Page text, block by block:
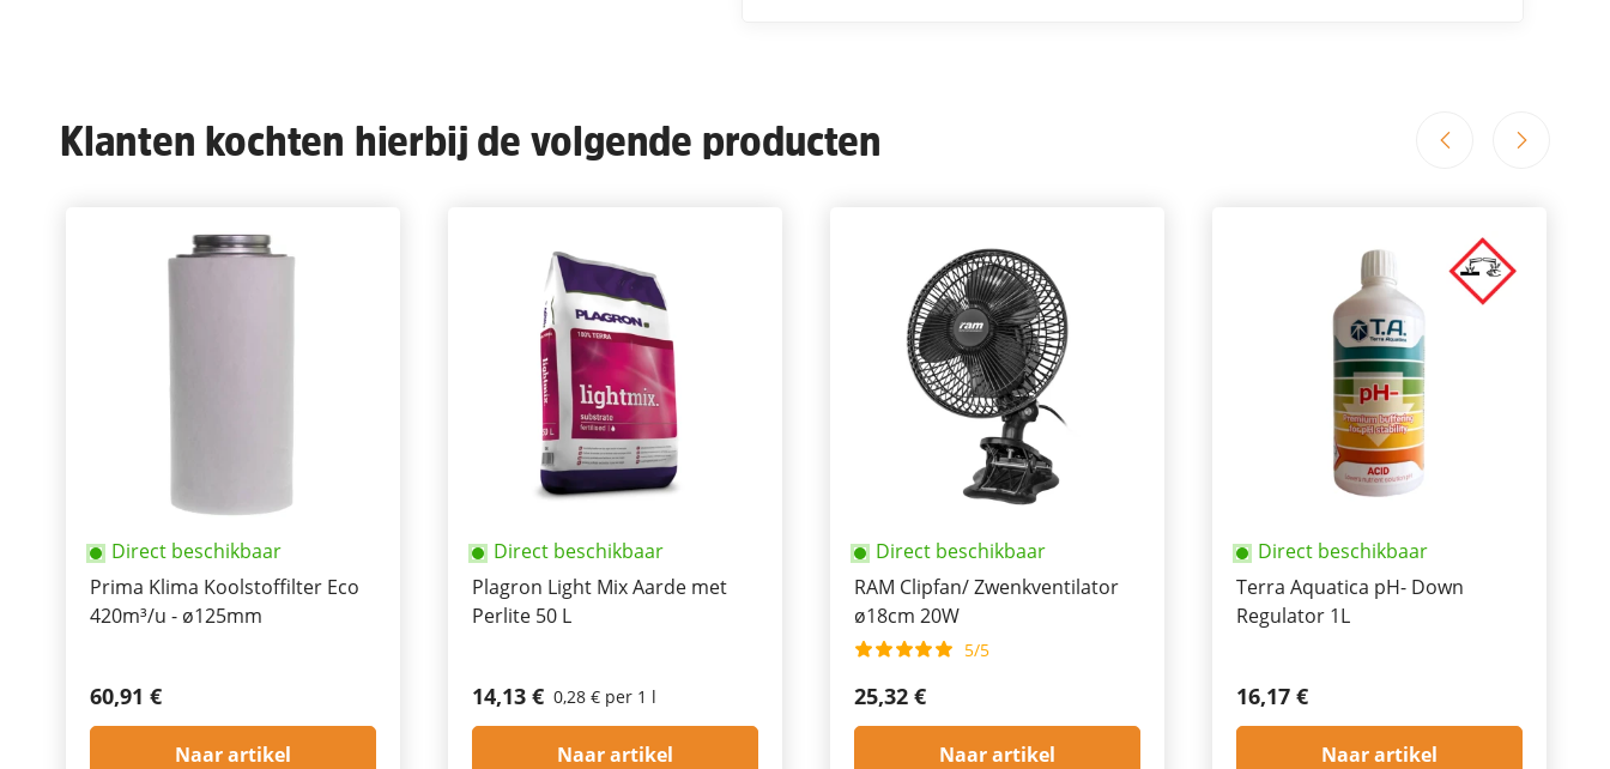
Klanten kochten hierbij de volgende producten
Direct beschikbaar
Prima Klima Koolstoffilter Eco
420m³/u - ø125mm
60,91 €
Naar artikel
Direct beschikbaar
Plagron Light Mix Aarde met
Perlite 50 L
14,13 € 0,28 € per 1 l
Naar artikel
Direct beschikbaar
RAM Clipfan/ Zwenkventilator
ø18cm 20W
5/5
25,32 €
Naar artikel
Direct beschikbaar
Terra Aquatica pH- Down
Regulator 1L
16,17 €
Naar artikel